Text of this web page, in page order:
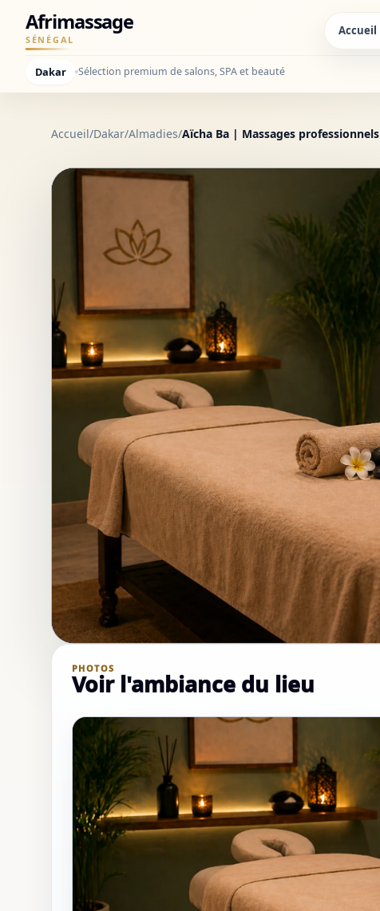
Afrimassage
SÉNÉGAL
Accueil
Dakar Sélection premium de salons, SPA et beauté
Accueil/Dakar/Almadies/Aïcha Ba | Massages professionnels
PHOTOS
Voir l'ambiance du lieu